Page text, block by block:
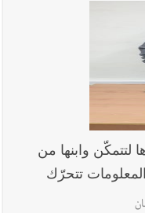
لتتمكّن وابنها من
تتحرّك